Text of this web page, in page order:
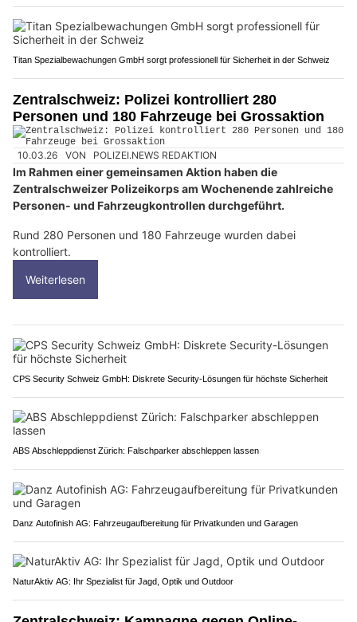
Titan Spezialbewachungen GmbH sorgt professionell für Sicherheit in der Schweiz
Zentralschweiz: Polizei kontrolliert 280
Personen und 180 Fahrzeuge bei Grossaktion
10.03.26 VON POLIZEI.NEWS REDAKTION
Im Rahmen einer gemeinsamen Aktion haben die
Zentralschweizer Polizeikorps am Wochenende zahlreiche
Personen- und Fahrzeugkontrollen durchgeführt.
Rund 280 Personen und 180 Fahrzeuge wurden dabei
kontrolliert.
Weiterlesen
CPS Security Schweiz GmbH: Diskrete Security-Lösungen für höchste Sicherheit
ABS Abschleppdienst Zürich: Falschparker abschleppen lassen
Danz Autofinish AG: Fahrzeugaufbereitung für Privatkunden und Garagen
NaturAktiv AG: Ihr Spezialist für Jagd, Optik und Outdoor